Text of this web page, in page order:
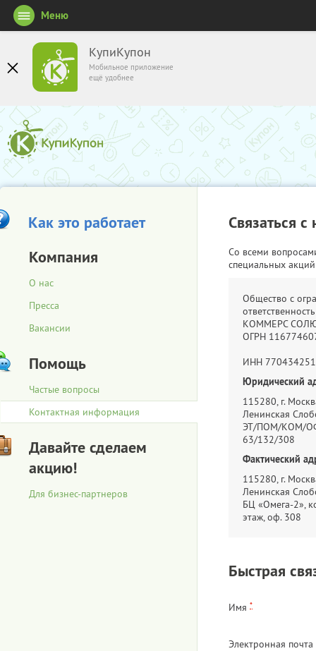
КупиКупон
Мобильное приложение
ещё удобнее
Меню
Как это работает
Компания
О нас
Пресса
Вакансии
Помощь
Частые вопросы
Контактная информация
Давайте сделаем
акцию!
Для бизнес-партнеров
Связаться с
Со всеми
специальных
Общество с
КОММЕРС
ОГРН
ИНН
Юридический
115280, г.
Ленинская
ЭТ/ПОМ/КОМ/
63/132/308
Фактический
115280, г.
Ленинская
БЦ «Омега-2»,
этаж, оф. 308
Быстрая
*
Имя
Электронная почта